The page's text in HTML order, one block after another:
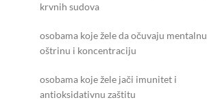
krvnih sudova
osobama koje žele da očuvaju mentalnu
oštrinu i koncentraciju
osobama koje žele jači imunitet i
antioksidativnu zaštitu